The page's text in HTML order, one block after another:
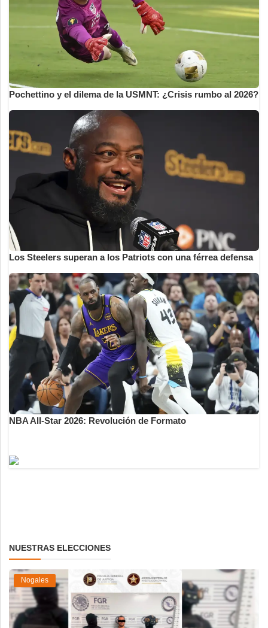
Pochettino y el dilema de la USMNT: ¿Crisis rumbo al 2026?
Los Steelers superan a los Patriots con una férrea defensa
NBA All-Star 2026: Revolución de Formato
NUESTRAS ELECCIONES
Nogales